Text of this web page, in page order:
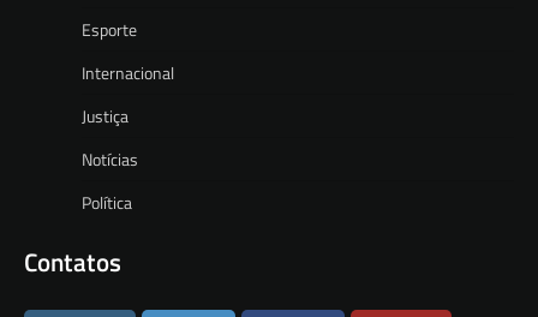
Esporte
Internacional
Justiça
Notícias
Política
Contatos